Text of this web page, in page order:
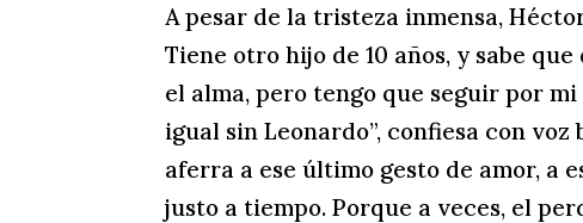
A pesar de la tristeza inmensa,
Tiene otro hijo de 10 años, y sabe
el alma, pero tengo que seguir por
igual sin Leonardo”, confiesa con
aferra a ese último gesto de amor, a
justo a tiempo. Porque a veces, el